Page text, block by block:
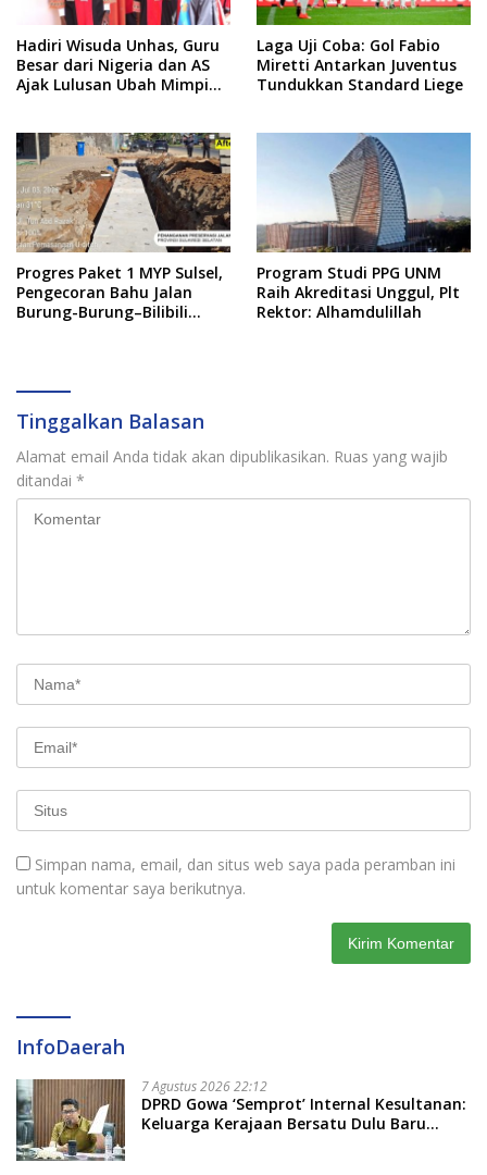
Hadiri Wisuda Unhas, Guru
Besar dari Nigeria dan AS
Ajak Lulusan Ubah Mimpi
Laga Uji Coba: Gol Fabio
Miretti Antarkan Juventus
Tundukkan Standard Liege
Progres Paket 1 MYP Sulsel,
Pengecoran Bahu Jalan
Burung-Burung–Bilibili
Program Studi PPG UNM
Raih Akreditasi Unggul, Plt
Rektor: Alhamdulillah
Tinggalkan Balasan
Alamat email Anda tidak akan dipublikasikan. Ruas yang wajib
ditandai *
Simpan nama, email, dan situs web saya pada peramban ini
untuk komentar saya berikutnya.
InfoDaerah
7 Agustus 2026 22:12
DPRD Gowa ‘Semprot’ Internal Kesultanan:
Keluarga Kerajaan Bersatu Dulu Baru